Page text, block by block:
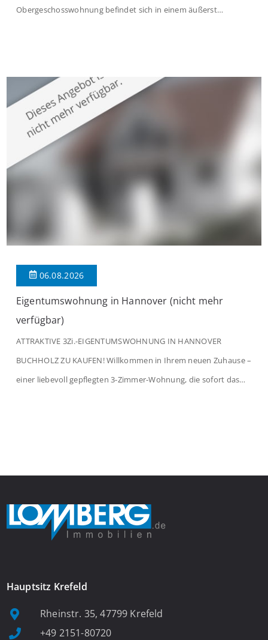
Obergeschosswohnung befindet sich in einem äußerst
großzügige Räume und eine hochwertige Ausstattung, die
modernen Wohnkomfort mit einem stilvollen Ambiente
verbindet. Der […]
06.08.2026
Eigentumswohnung in Hannover (nicht mehr
verfügbar)
ATTRAKTIVE 3Zi.-EIGENTUMSWOHNUNG IN HANNOVER
BUCHHOLZ ZU KAUFEN! Willkommen in Ihrem neuen Zuhause –
einer liebevoll gepflegten 3-Zimmer-Wohnung, die sofort das
Hauptsitz Krefeld
Rheinstr. 35, 47799 Krefeld
+49 2151-80720